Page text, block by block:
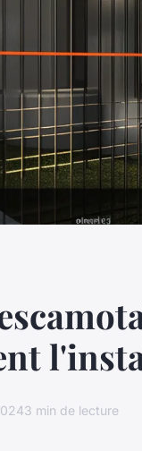
3 min de lecture